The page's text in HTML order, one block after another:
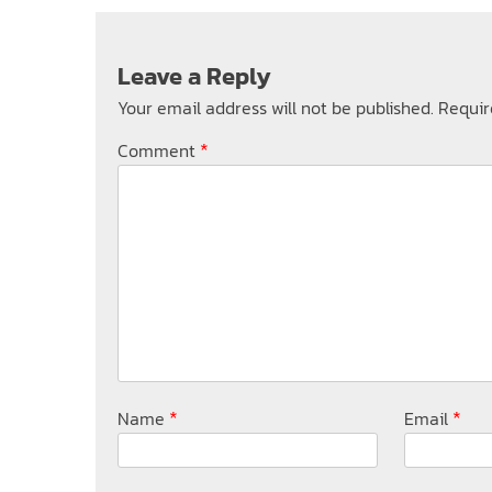
Leave a Reply
Your email address will not be published.
Comment *
Name * Email *